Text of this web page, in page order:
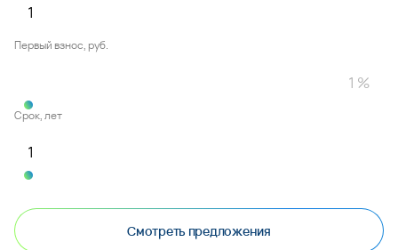
Первый взнос, руб.
Срок, лет
Смотреть предложения